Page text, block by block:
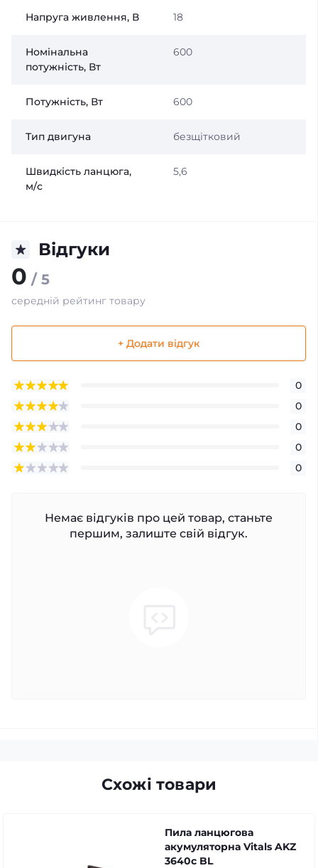
Напруга живлення, В 18
Номінальна
потужність, Вт
600
Потужність, Вт 600
Тип двигуна безщітковий
Швидкість ланцюга,
м/с
5,6
Відгуки
0 / 5
середній рейтинг товару
+ Додати відгук
0
0
0
0
0
Немає відгуків про цей товар, станьте
першим, залиште свій відгук.
Схожі товари
Пила ланцюгова
акумуляторна Vitals AKZ
3640c BL